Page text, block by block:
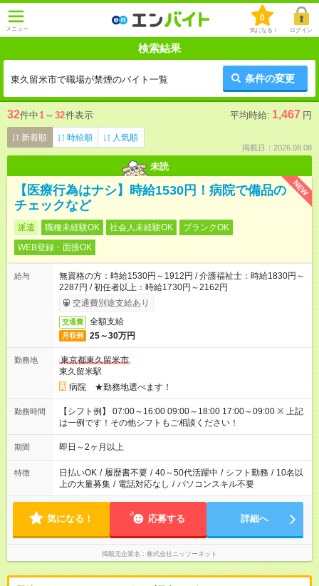
メニュー
0
気になる！ ログイン
検索結果
東久留米市で職場が禁煙のバイト一覧 条件の変更
32件中1 ～ 32件表示 平均時給: 1,467 円
新着順 時給順 人気順
掲載日：2026.08.08
未読
NEW
【医療行為はナシ】時給1530円！病院で備品の
チェックなど
派遣 職種未経験OK 社会人未経験OK
ブランクOK
WEB登録・面接OK
給与
無資格の方：時給1530円～1912円 / 介護福祉士：時給1830円～
2287円 / 初任者以上：時給1730円～2162円
交通費別途支給あり
交通費 全額支給
月収例 25～30万円
勤務地
東京都東久留米市
東久留米駅
病院 ★勤務地選べます！
勤務時間
【シフト例】 07:00～16:00 09:00～18:00 17:00～09:00 ※ 上記
は一例です！その他シフトもご相談ください！
期間 即日～2ヶ月以上
特徴 日払いOK / 履歴書不要 / 40～50代活躍中 / シフト勤務 / 10名以
上の大量募集 / 電話対応なし / パソコンスキル不要
気になる！ 応募する 詳細へ
掲載元企業名 株式会社ニッソーネット